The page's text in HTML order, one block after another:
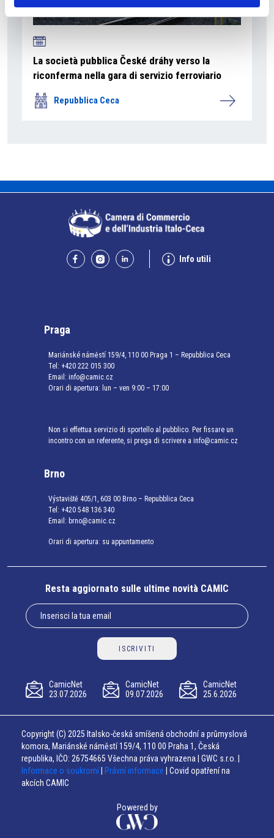
La società pubblica České dráhy verso la
riconferma nella gara di servizio ferroviario
Repubblica Ceca
Info utili
Praga
Mariánské náměstí 159/4, 110 00 Praga 1 – Repubblica Ceca
Tel: +420 222 015 300
Email: info@camic.cz
Orari di apertura: lun – ven 9:00 – 17:00
Non si effettua servizio di sportello al pubblico. Per fissare un
incontro con un referente, si prega di scrivere a info@camic.cz
Brno
Výstaviště 405/1, 603 00 Brno – Repubblica Ceca
Tel: +420 548 136 340
Email: brno@camic.cz
Orari di apertura: su appuntamento
Resta aggiornato sulle ultime novità CAMIC
ISCRIVITI
CamicNet
23.07.2026
CamicNet
09.07.2026
CamicNet
25.6.2026
Copyright (C) 2025 Italsko-česká smíšená obchodní a průmyslová
komora, Mariánské náměstí 159/4, 110 00 Praha 1, Česká
republika, IČO: 26754665 Všechna práva vyhrazena | GWC s.r.o. |
Informace o soukromí
Právní informace | Covid opatření na
akcích CAMIC
Powered by